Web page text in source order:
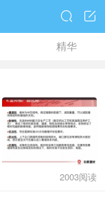


精华
2003阅读